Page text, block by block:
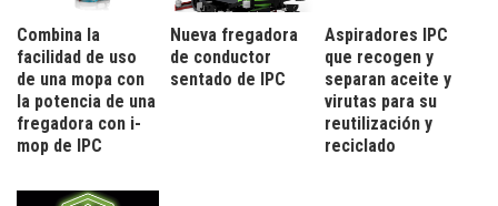
Combina la
facilidad de uso
de una mopa con
la potencia de una
fregadora con i-
mop de IPC
Nueva fregadora
de conductor
sentado de IPC
Aspiradores IPC
que recogen y
separan aceite y
virutas para su
reutilización y
reciclado